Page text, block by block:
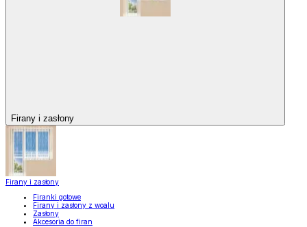
Firany i zasłony
Firany i zasłony
Firanki gotowe
Firany i zasłony z woalu
Zasłony
Akcesoria do firan